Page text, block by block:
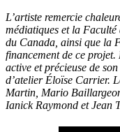
L’artiste remercie
médiatiques et la
du Canada, ainsi que la
financement de ce
active et précieuse de
d’atelier Éloïse Carrier.
Martin, Mario
Ianick Raymond et Jean